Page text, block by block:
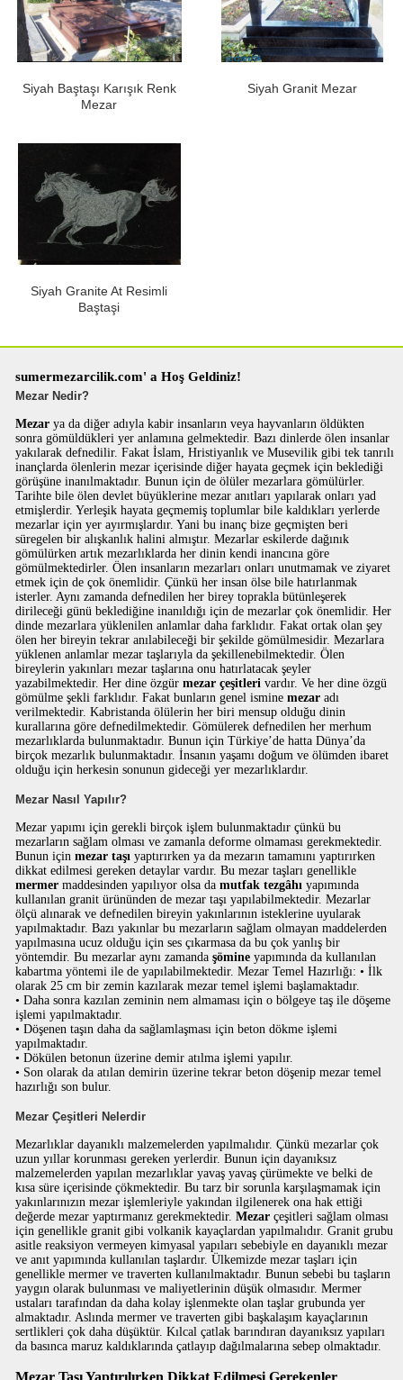
Siyah Baştaşı Karışık Renk
Mezar
Siyah Granit Mezar
Siyah Granite At Resimli
Baştaşi
sumermezarcilik.com' a Hoş Geldiniz!
Mezar Nedir?
Mezar ya da diğer adıyla kabir insanların veya hayvanların öldükten
sonra gömüldükleri yer anlamına gelmektedir. Bazı dinlerde ölen insanlar
yakılarak defnedilir. Fakat İslam, Hristiyanlık ve Musevilik gibi tek tanrılı
inançlarda ölenlerin mezar içerisinde diğer hayata geçmek için beklediği
görüşüne inanılmaktadır. Bunun için de ölüler mezarlara gömülürler.
Tarihte bile ölen devlet büyüklerine mezar anıtları yapılarak onları yad
etmişlerdir. Yerleşik hayata geçmemiş toplumlar bile kaldıkları yerlerde
mezarlar için yer ayırmışlardır. Yani bu inanç bize geçmişten beri
süregelen bir alışkanlık halini almıştır. Mezarlar eskilerde dağınık
gömülürken artık mezarlıklarda her dinin kendi inancına göre
gömülmektedirler. Ölen insanların mezarları onları unutmamak ve ziyaret
etmek için de çok önemlidir. Çünkü her insan ölse bile hatırlanmak
isterler. Aynı zamanda defnedilen her birey toprakla bütünleşerek
dirileceği günü beklediğine inanıldığı için de mezarlar çok önemlidir. Her
dinde mezarlara yüklenilen anlamlar daha farklıdır. Fakat ortak olan şey
ölen her bireyin tekrar anılabileceği bir şekilde gömülmesidir. Mezarlara
yüklenen anlamlar mezar taşlarıyla da şekillenebilmektedir. Ölen
bireylerin yakınları mezar taşlarına onu hatırlatacak şeyler
yazabilmektedir. Her dine özgürmezar çeşitleri vardır. Ve her dine özgü
gömülme şekli farklıdır. Fakat bunların genel isminemezar adı
verilmektedir. Kabristanda ölülerin her biri mensup olduğu dinin
kurallarına göre defnedilmektedir. Gömülerek defnedilen her merhum
mezarlıklarda bulunmaktadır. Bunun için Türkiye’de hatta Dünya’da
birçok mezarlık bulunmaktadır. İnsanın yaşamı doğum ve ölümden ibaret
olduğu için herkesin sonunun gideceği yer mezarlıklardır.
Mezar Nasıl Yapılır?
Mezar yapımı için gerekli birçok işlem bulunmaktadır çünkü bu
mezarların sağlam olması ve zamanla deforme olmaması gerekmektedir.
Bunun içinmezar taşı yaptırırken ya da mezarın tamamını yaptırırken
dikkat edilmesi gereken detaylar vardır. Bu mezar taşları genellikle
mermer maddesinden yapılıyor olsa damutfak tezgâhı yapımında
kullanılan granit ürününden de mezar taşı yapılabilmektedir. Mezarlar
ölçü alınarak ve defnedilen bireyin yakınlarının isteklerine uyularak
yapılmaktadır. Bazı yakınlar bu mezarların sağlam olmayan maddelerden
yapılmasına ucuz olduğu için ses çıkarmasa da bu çok yanlış bir
yöntemdir. Bu mezarlar aynı zamandaşömine yapımında da kullanılan
kabartma yöntemi ile de yapılabilmektedir. Mezar Temel Hazırlığı: • İlk
olarak 25 cm bir zemin kazılarak mezar temel işlemi başlamaktadır.
• Daha sonra kazılan zeminin nem almaması için o bölgeye taş ile döşeme
işlemi yapılmaktadır.
• Döşenen taşın daha da sağlamlaşması için beton dökme işlemi
yapılmaktadır.
• Dökülen betonun üzerine demir atılma işlemi yapılır.
• Son olarak da atılan demirin üzerine tekrar beton döşenip mezar temel
hazırlığı son bulur.
Mezar Çeşitleri Nelerdir
Mezarlıklar dayanıklı malzemelerden yapılmalıdır. Çünkü mezarlar çok
uzun yıllar korunması gereken yerlerdir. Bunun için dayanıksız
malzemelerden yapılan mezarlıklar yavaş yavaş çürümekte ve belki de
kısa süre içerisinde çökmektedir. Bu tarz bir sorunla karşılaşmamak için
yakınlarınızın mezar işlemleriyle yakından ilgilenerek ona hak ettiği
değerde mezar yaptırmanız gerekmektedir.Mezar çeşitleri sağlam olması
için genellikle granit gibi volkanik kayaçlardan yapılmalıdır. Granit grubu
asitle reaksiyon vermeyen kimyasal yapıları sebebiyle en dayanıklı mezar
ve anıt yapımında kullanılan taşlardır. Ülkemizde mezar taşları için
genellikle mermer ve traverten kullanılmaktadır. Bunun sebebi bu taşların
yaygın olarak bulunması ve maliyetlerinin düşük olmasıdır. Mermer
ustaları tarafından da daha kolay işlenmekte olan taşlar grubunda yer
almaktadır. Aslında mermer ve traverten gibi başkalaşım kayaçlarının
sertlikleri çok daha düşüktür. Kılcal çatlak barındıran dayanıksız yapıları
da basınca maruz kaldıklarında çatlayıp dağılmalarına sebep olmaktadır.